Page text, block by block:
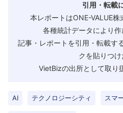
引用・転載
本レポートはONE-VALUE
各種統計データにより作
記事・レポートを引用・転載す
クを貼りつけ
VietBizの出所として取り
AI テクノロジーシティ スマ